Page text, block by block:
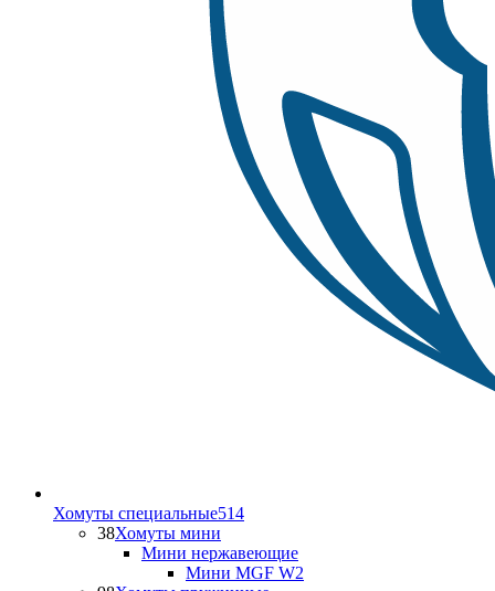
Хомуты специальные514
38Хомуты мини
Мини нержавеющие
Мини MGF W2